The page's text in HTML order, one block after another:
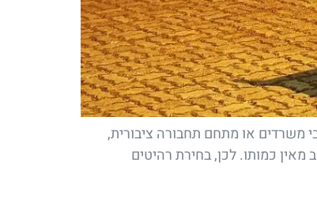
משרדים או מתחם תחבורה ציבורית,
כמותו. לכן, בחירת רהיטים